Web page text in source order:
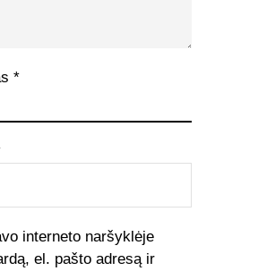
*
interneto naršyklėje
el. pašto adresą ir